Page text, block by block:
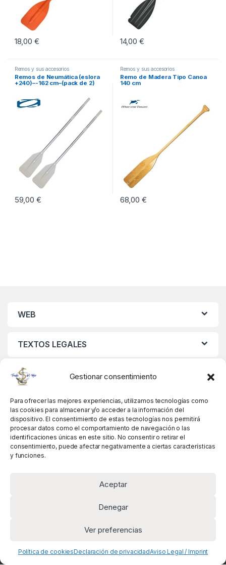
Gestionar consentimiento
Para ofrecer las mejores experiencias, utilizamos tecnologías como
las cookies para almacenar y/o acceder a la información del
dispositivo. El consentimiento de estas tecnologías nos permitirá
procesar datos como el comportamiento de navegación o las
identificaciones únicas en este sitio. No consentir o retirar el
consentimiento, puede afectar negativamente a ciertas características
y funciones.
Aceptar
Denegar
Ver preferencias
Política de cookiesDeclaración de privacidadAviso Legal / Imprint
18,00 € 14,00 €
Remos y sus accesorios
Remos de Neumática (eslora
+240)–-162 cm–(pack de 2)
59,00 €
Remos y sus accesorios
Remo de Madera Tipo Canoa
140 cm
68,00 €
WEB
TEXTOS LEGALES
MIS DATOS
Alguna pregunta? Llámanos!
+34 981 845 358